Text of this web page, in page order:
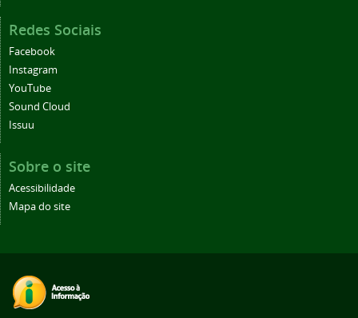
Redes Sociais
Facebook
Instagram
YouTube
Sound Cloud
Issuu
Sobre o site
Acessibilidade
Mapa do site